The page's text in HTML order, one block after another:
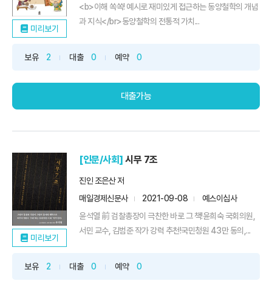
미리보기
<b>이해 쏙쏙! 예시로 재미있게 접근하는 동양철학의 개념
과 지식</br>동양철학의 전통적 가치...
보유 2 대출 0 예약 0
대출가능
미리보기
[인문/사회] 시무 7조
진인 조은산 저
매일경제신문사
2021-09-08
예스이십사
윤석열 前 검찰총장이 극찬한 바로 그 책!윤희숙 국회의원,
서민 교수, 김범준 작가 강력 추천!국민청원 43만 동의,...
보유 2 대출 0 예약 0